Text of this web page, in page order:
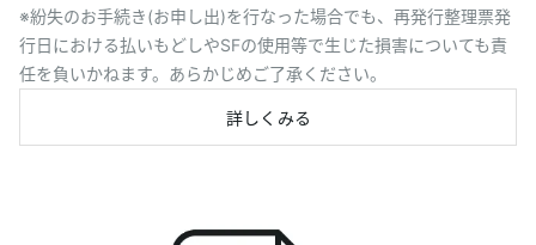
※紛失のお手続き(お申し出)を行なった場合でも、再発行整理票発
行日における払いもどしやSFの使用等で生じた損害についても責
任を負いかねます。あらかじめご了承ください。
詳しくみる